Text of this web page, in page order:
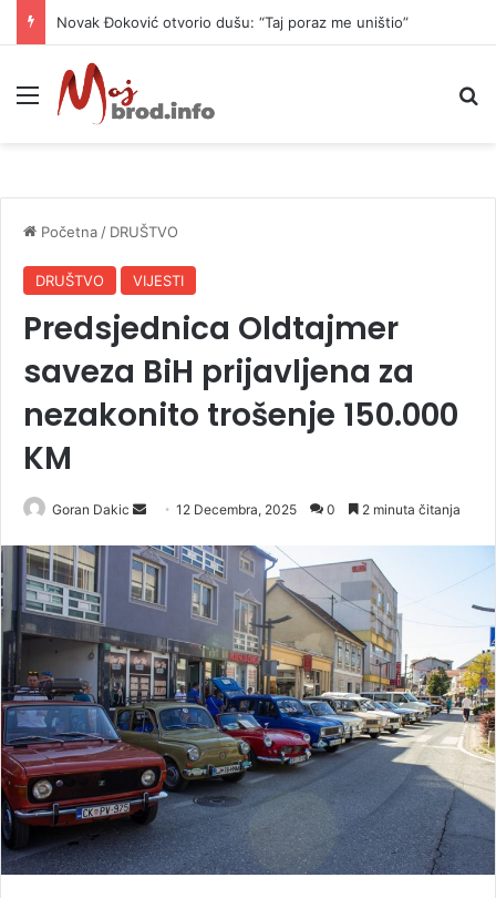
Meni
Početna / DRUŠTVO
DRUŠTVO VIJESTI
Predsjednica Oldtajmer
saveza BiH prijavljena za
nezakonito trošenje 150.000
KM
Goran Dakic
n
d
e
m
a
i
l
12 Decembra, 2025 0 2 minuta čitanja